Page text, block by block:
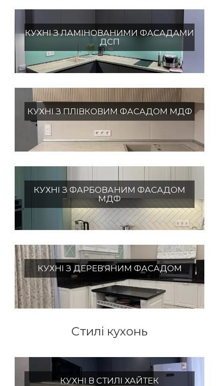
КУХНІ З ЛАМІНОВАНИМИ ФАСАДАМИ
ДСП
КУХНІ З ПЛІВКОВИМ ФАСАДОМ МДФ
КУХНІ З ФАРБОВАНИМ ФАСАДОМ
МДФ
КУХНІ З ДЕРЕВ'ЯНИМ ФАСАДОМ
Стилі кухонь
КУХНІ В СТИЛІ ХАЙТЕК